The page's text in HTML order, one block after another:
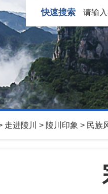
快速搜索
走进陵川 > 陵川印象 > 民族